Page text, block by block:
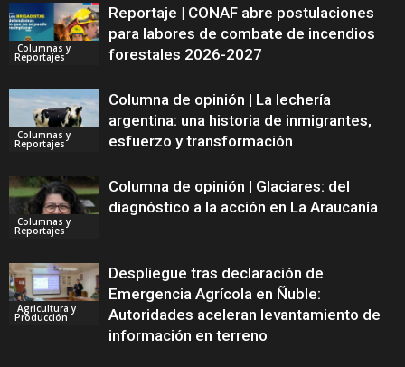
Columnas y
Reportajes
Reportaje | CONAF abre postulaciones
para labores de combate de incendios
forestales 2026-2027
Columnas y
Reportajes
Columna de opinión | La lechería
argentina: una historia de inmigrantes,
esfuerzo y transformación
Columnas y
Reportajes
Columna de opinión | Glaciares: del
diagnóstico a la acción en La Araucanía
Agricultura y
Producción
Despliegue tras declaración de
Emergencia Agrícola en Ñuble:
Autoridades aceleran levantamiento de
información en terreno